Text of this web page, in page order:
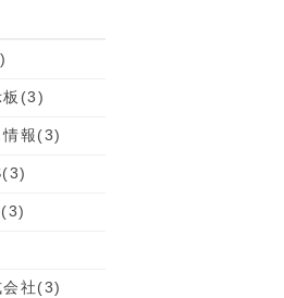
(3)
報(3)
(3)
(3)
社(3)